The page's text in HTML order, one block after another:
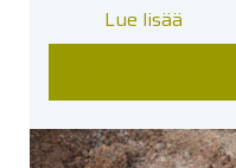
Lue lisää